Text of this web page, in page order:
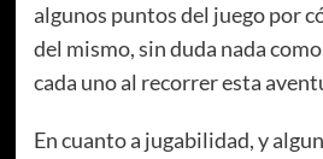
algunos puntos del juego por
del mismo, sin duda nada
cada uno al recorrer esta
En cuanto a jugabilidad, y